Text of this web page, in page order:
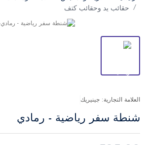
حقائب يد وحقائب كتف
العلامة التجارية: جينيريك
شنطة سفر رياضية - رمادي